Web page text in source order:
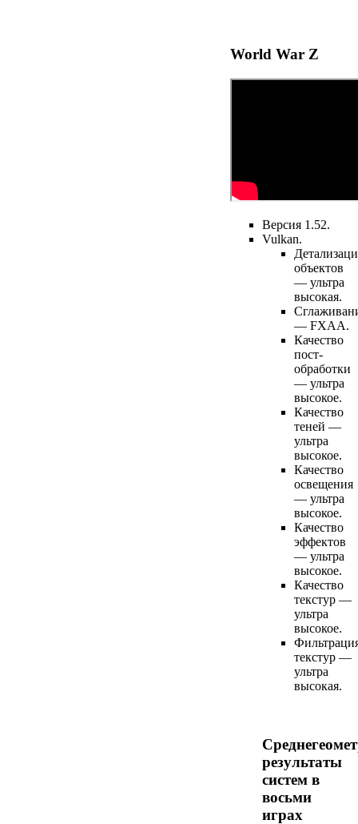
World War Z
Версия 1.52.
Vulkan.
объектов
— ультра
высокая.
— FXAA.
Качество
пост-
обработки
— ультра
высокое.
Качество
теней —
ультра
высокое.
Качество
освещения
— ультра
высокое.
Качество
эффектов
— ультра
высокое.
Качество
текстур —
ультра
высокое.
текстур —
ультра
высокая.
результаты
систем в
восьми
играх